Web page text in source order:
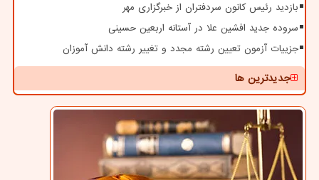
بازدید رئیس کانون سردفتران از خبرگزاری مهر
سروده جدید افشین علا در آستانه اربعین حسینی
جزییات آزمون تعیین رشته مجدد و تغییر رشته دانش آموزان
جدیدترین ها